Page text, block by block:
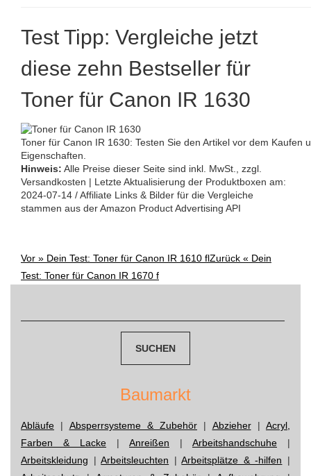
Test Tipp: Vergleiche jetzt
diese zehn Bestseller für
Toner für Canon IR 1630
Toner für Canon IR 1630: Testen Sie den Artikel vor dem Kaufen
Eigenschaften.
Hinweis: Alle Preise dieser Seite sind inkl. MwSt., zzgl.
Versandkosten | Letzte Aktualisierung der Produktboxen am:
2024-07-14 / Affiliate Links & Bilder für die Vergleiche
stammen aus der Amazon Product Advertising API
Post
Vor » Dein Test: Toner für Canon IR 1610 flZurück « Dein
Test: Toner für Canon IR 1670 f
Baumarkt
Abläufe | Absperrsysteme & Zubehör | Abzieher| Acryl,
Farben & Lacke | Anreißen | Arbeitshandschuhe |
Arbeitskleidung |Arbeitsleuchten |Arbeitsplätze & -hilfen |